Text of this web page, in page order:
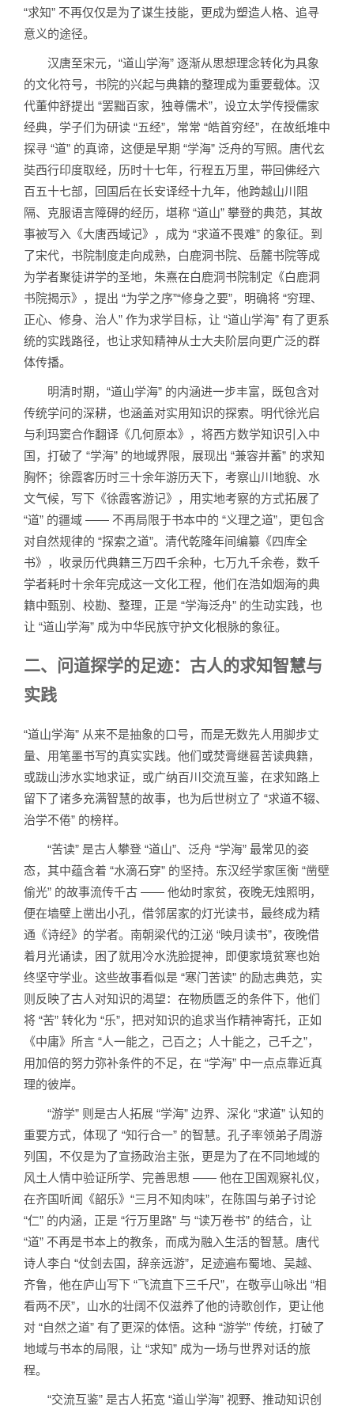
“求知” 不再仅仅是为了谋生技能，更成为塑造人格、追寻
意义的途径。
汉唐至宋元，“道山学海” 逐渐从思想理念转化为具象
的文化符号，书院的兴起与典籍的整理成为重要载体。汉
代董仲舒提出 “罢黜百家，独尊儒术”，设立太学传授儒家
经典，学子们为研读 “五经”，常常 “皓首穷经”，在故纸堆中
探寻 “道” 的真谛，这便是早期 “学海” 泛舟的写照。唐代玄
奘西行印度取经，历时十七年，行程五万里，带回佛经六
百五十七部，回国后在长安译经十九年，他跨越山川阻
隔、克服语言障碍的经历，堪称 “道山” 攀登的典范，其故
事被写入《大唐西域记》，成为 “求道不畏难” 的象征。到
了宋代，书院制度走向成熟，白鹿洞书院、岳麓书院等成
为学者聚徒讲学的圣地，朱熹在白鹿洞书院制定《白鹿洞
书院揭示》，提出 “为学之序”“修身之要”，明确将 “穷理、
正心、修身、治人” 作为求学目标，让 “道山学海” 有了更系
统的实践路径，也让求知精神从士大夫阶层向更广泛的群
体传播。
明清时期，“道山学海” 的内涵进一步丰富，既包含对
传统学问的深耕，也涵盖对实用知识的探索。明代徐光启
与利玛窦合作翻译《几何原本》，将西方数学知识引入中
国，打破了 “学海” 的地域界限，展现出 “兼容并蓄” 的求知
胸怀；徐霞客历时三十余年游历天下，考察山川地貌、水
文气候，写下《徐霞客游记》，用实地考察的方式拓展了
“道” 的疆域 —— 不再局限于书本中的 “义理之道”，更包含
对自然规律的 “探索之道”。清代乾隆年间编纂《四库全
书》，收录历代典籍三万四千余种，七万九千余卷，数千
学者耗时十余年完成这一文化工程，他们在浩如烟海的典
籍中甄别、校勘、整理，正是 “学海泛舟” 的生动实践，也
让 “道山学海” 成为中华民族守护文化根脉的象征。
二、问道探学的足迹：古人的求知智慧与
实践
“道山学海” 从来不是抽象的口号，而是无数先人用脚步丈
量、用笔墨书写的真实实践。他们或焚膏继晷苦读典籍，
或跋山涉水实地求证，或广纳百川交流互鉴，在求知路上
留下了诸多充满智慧的故事，也为后世树立了 “求道不辍、
治学不倦” 的榜样。
“苦读” 是古人攀登 “道山”、泛舟 “学海” 最常见的姿
态，其中蕴含着 “水滴石穿” 的坚持。东汉经学家匡衡 “凿壁
偷光” 的故事流传千古 —— 他幼时家贫，夜晚无烛照明，
便在墙壁上凿出小孔，借邻居家的灯光读书，最终成为精
通《诗经》的学者。南朝梁代的江泌 “映月读书”，夜晚借
着月光诵读，困了就用冷水洗脸提神，即便家境贫寒也始
终坚守学业。这些故事看似是 “寒门苦读” 的励志典范，实
则反映了古人对知识的渴望：在物质匮乏的条件下，他们
将 “苦” 转化为 “乐”，把对知识的追求当作精神寄托，正如
《中庸》所言 “人一能之，己百之；人十能之，己千之”，
用加倍的努力弥补条件的不足，在 “学海” 中一点点靠近真
理的彼岸。
“游学” 则是古人拓展 “学海” 边界、深化 “求道” 认知的
重要方式，体现了 “知行合一” 的智慧。孔子率领弟子周游
列国，不仅是为了宣扬政治主张，更是为了在不同地域的
风土人情中验证所学、完善思想 —— 他在卫国观察礼仪，
在齐国听闻《韶乐》“三月不知肉味”，在陈国与弟子讨论
“仁” 的内涵，正是 “行万里路” 与 “读万卷书” 的结合，让
“道” 不再是书本上的教条，而成为融入生活的智慧。唐代
诗人李白 “仗剑去国，辞亲远游”，足迹遍布蜀地、吴越、
齐鲁，他在庐山写下 “飞流直下三千尺”，在敬亭山咏出 “相
看两不厌”，山水的壮阔不仅滋养了他的诗歌创作，更让他
对 “自然之道” 有了更深的体悟。这种 “游学” 传统，打破了
地域与书本的局限，让 “求知” 成为一场与世界对话的旅
程。
“交流互鉴” 是古人拓宽 “道山学海” 视野、推动知识创